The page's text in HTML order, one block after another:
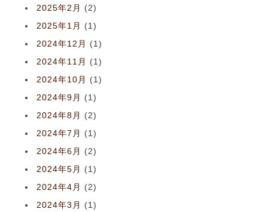
2025年2月
(2)
2025年1月
(1)
2024年12月
(1)
2024年11月
(1)
2024年10月
(1)
2024年9月
(1)
2024年8月
(2)
2024年7月
(1)
2024年6月
(2)
2024年5月
(1)
2024年4月
(2)
2024年3月
(1)